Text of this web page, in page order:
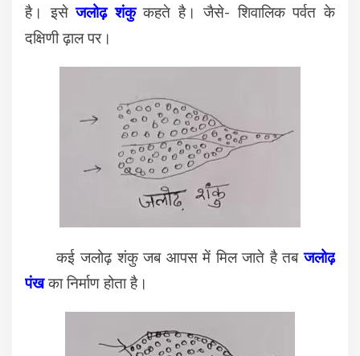
है। इसेजलोढ़ शंकुकहते है। जैसे- शिवालिक पर्वत के
दक्षिणी ढ़ाल पर।
कई जलोढ़ शंकु जब आपस में मिल जाते है तबजलोढ़
पंखका निर्माण होता है।